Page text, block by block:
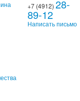
+7 (4912)28-
89-12
Написать письмо